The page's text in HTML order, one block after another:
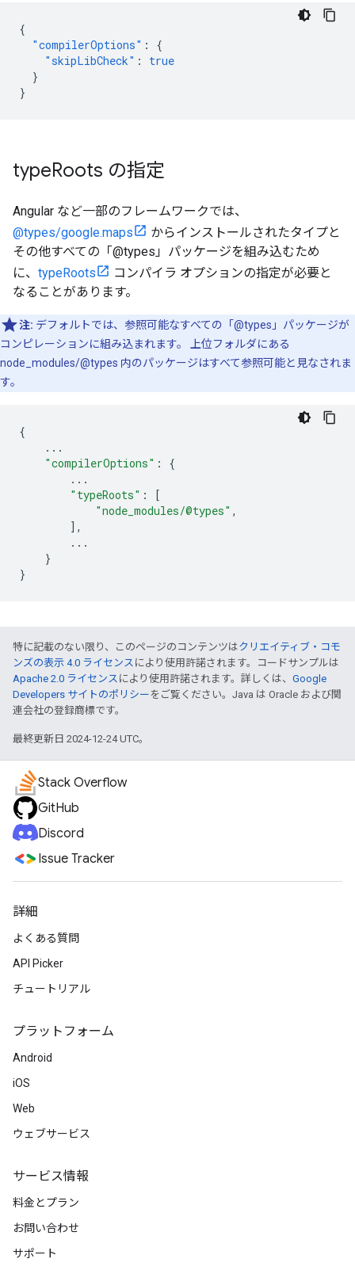
{
"compilerOptions" :
{
"skipLibCheck" :
true
}
}
typeRoots の指定
Angular など一部のフレームワークでは、
@types/google.maps
からインストールされたタイプと
その他すべての「@types」パッケージを組み込むため
に、 typeRoots
コンパイラ オプションの指定が必要と
なることがあります。
注: デフォルトでは、参照可能なすべての「@types」パッケージが
コンピレーションに組み込まれます。 上位フォルダにある
node_modules/@types 内のパッケージはすべて参照可能と見なされま
す。
{
...
"compilerOptions" :
{
...
"typeRoots" :
[
"node_modules/@types" ,
],
...
}
}
特に記載のない限り、このページのコンテンツはクリエイティブ・コモ
ンズの表示 4.0 ライセンス により使用許諾されます。コードサンプルは
Apache 2.0 ライセンス により使用許諾されます。詳しくは、 Google
Developers サイトのポリシー をご覧ください。Java は Oracle および関
連会社の登録商標です。
最終更新日 2024-12-24 UTC。
Stack Overflow
GitHub
Discord
Issue Tracker
詳細
よくある質問
API Picker
チュートリアル
プラットフォーム
Android
iOS
Web
ウェブサービス
サービス情報
料金とプラン
お問い合わせ
サポート